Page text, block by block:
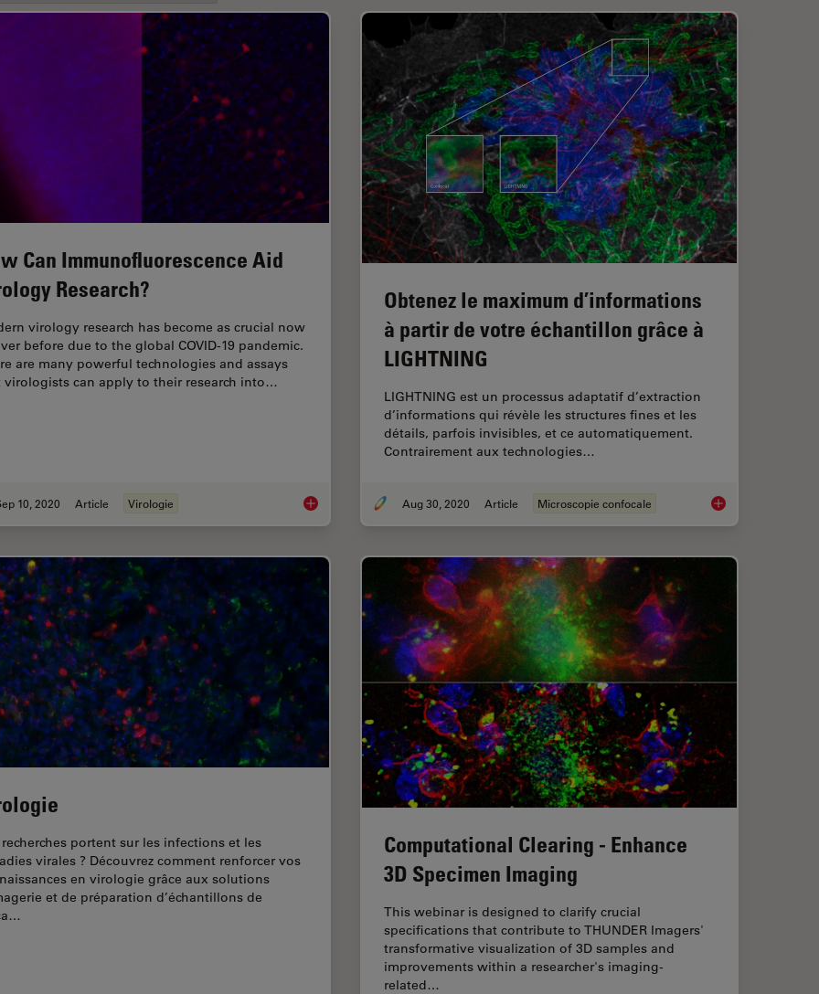
Can Immunofluorescence Aid
Research?
virology research has become as crucial now
before due to the global COVID-19 pandemic.
are many powerful technologies and assays
virologists can apply to their research into…
10, 2020 Article Virologie How Can Immunofluorescence Aid Virology Research?
Obtenez le maximum d’informations
à partir de votre échantillon grâce à
LIGHTNING
LIGHTNING est un processus adaptatif d’extraction
d’informations qui révèle les structures fines et les
détails, parfois invisibles, et ce automatiquement.
Contrairement aux technologies…
Aug 30, 2020 Article Microscopie confocale Obtenez le
recherches portent sur les infections et les
virales ? Découvrez comment renforcer vos
en virologie grâce aux solutions
et de préparation d’échantillons de
Computational Clearing - Enhance
3D Specimen Imaging
This webinar is designed to clarify crucial
specifications that contribute to THUNDER Imagers'
transformative visualization of 3D samples and
improvements within a researcher's imaging-
related…